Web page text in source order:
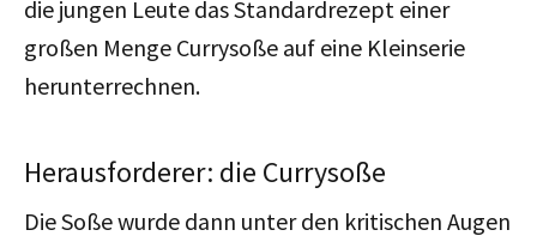
die jungen Leute das Standardrezept einer
großen Menge Currysoße auf eine Kleinserie
herunterrechnen.
Herausforderer: die Currysoße
Die Soße wurde dann unter den kritischen Augen